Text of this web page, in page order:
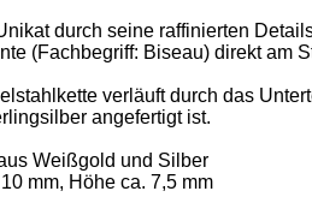
durch seine raffinierten
(Fachbegriff: Biseau) direkt am
verläuft durch das
angefertigt ist.
Weißgold und Silber
mm, Höhe ca. 7,5 mm